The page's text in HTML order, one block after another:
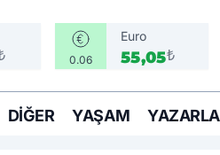
0.06
Euro
55,05₺
DIĞER YAŞAM